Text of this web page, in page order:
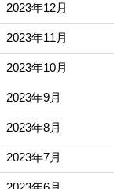
2023年12月
2023年11月
2023年10月
2023年9月
2023年8月
2023年7月